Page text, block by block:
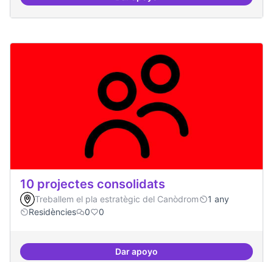
10 projectes consolidats
Treballem el pla estratègic del Canòdrom
1 any
Residències
0 0
Dar apoyo10 projectes consolidats